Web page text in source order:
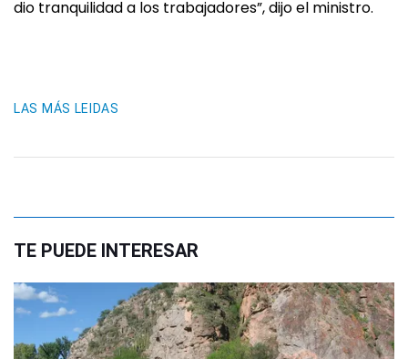
dio tranquilidad a los trabajadores”, dijo el ministro.
LAS MÁS LEIDAS
TE PUEDE INTERESAR